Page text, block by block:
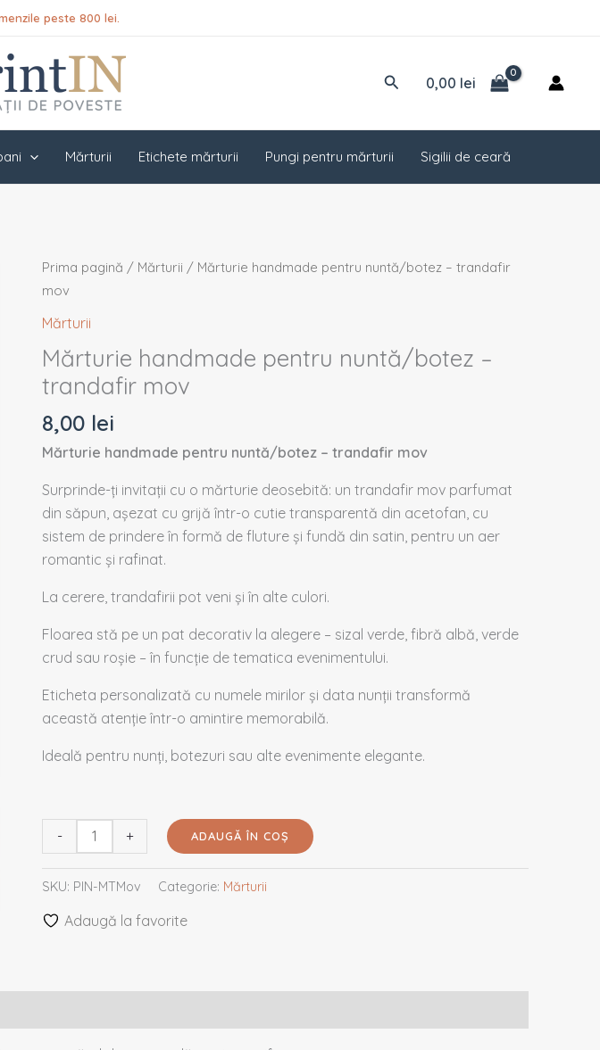
peste 800 lei.
Caută0,00 lei
Mărturii Etichete mărturii Pungi pentru mărturii Sigilii de ceară
Prima pagină / Mărturii / Mărturie handmade pentru nuntă/botez – trandafir
mov
Mărturii
Mărturie handmade pentru nuntă/botez –
trandafir mov
8,00 lei
Mărturie handmade pentru nuntă/botez – trandafir mov
Surprinde-ți invitații cu o mărturie deosebită: un trandafir mov parfumat
din săpun, așezat cu grijă într-o cutie transparentă din acetofan, cu
sistem de prindere în formă de fluture și fundă din satin, pentru un aer
romantic și rafinat.
La cerere, trandafirii pot veni și în alte culori.
Floarea stă pe un pat decorativ la alegere – sizal verde, fibră albă, verde
crud sau roșie – în funcție de tematica evenimentului.
Eticheta personalizată cu numele mirilor și data nunții transformă
această atenție într-o amintire memorabilă.
Ideală pentru nunți, botezuri sau alte evenimente elegante.
-
Cantitate
Mărturie
handmade
nuntă/botez
-
mov
+ ADAUGĂ ÎN COȘ
SKU: PIN-MTMov Categorie: Mărturii
Adaugă la favorite